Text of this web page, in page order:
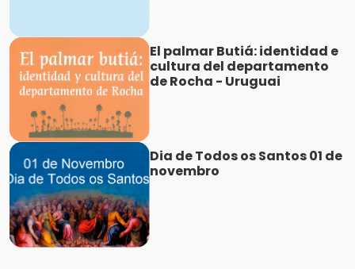
El palmar Butiá: identidad e
cultura del departamento
de Rocha - Uruguai
Dia de Todos os Santos 01 de
novembro